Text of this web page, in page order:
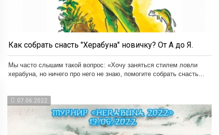
Как собрать снасть "Херабуна" новичку? От А до Я.
Мы часто слышим такой вопрос: «Хочу заняться стилем ловли
херабуна, но ничего про него не знаю, помогите собрать снасть...
07.06.2022